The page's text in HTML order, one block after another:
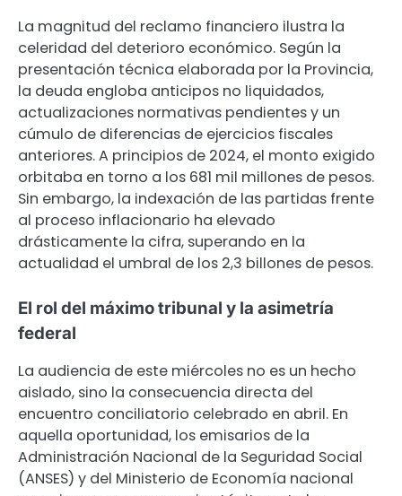
La magnitud del reclamo financiero ilustra la
celeridad del deterioro económico. Según la
presentación técnica elaborada por la Provincia,
la deuda engloba anticipos no liquidados,
actualizaciones normativas pendientes y un
cúmulo de diferencias de ejercicios fiscales
anteriores. A principios de 2024, el monto exigido
orbitaba en torno a los 681 mil millones de pesos.
Sin embargo, la indexación de las partidas frente
al proceso inflacionario ha elevado
drásticamente la cifra, superando en la
actualidad el umbral de los 2,3 billones de pesos.
El rol del máximo tribunal y la asimetría
federal
La audiencia de este miércoles no es un hecho
aislado, sino la consecuencia directa del
encuentro conciliatorio celebrado en abril. En
aquella oportunidad, los emisarios de la
Administración Nacional de la Seguridad Social
(ANSES) y del Ministerio de Economía nacional